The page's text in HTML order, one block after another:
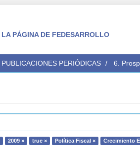
LA PÁGINA DE FEDESARROLLO
PUBLICACIONES PERIÓDICAS 6.
2009 × true × Política Fiscal × Crecimiento